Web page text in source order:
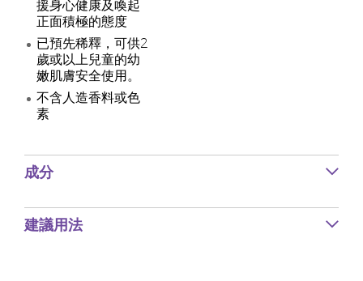
援身心健康及喚起
正面積極的態度
已預先稀釋，可供2
歲或以上兒童的幼
嫩肌膚安全使用。
不含人造香料或色
素
成分
建議用法